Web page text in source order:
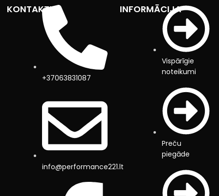
KONTAKTI
+37063831087
info@performance221.lt
INFORMĀCIJA
Vispārīgie
noteikumi
Preču
piegāde